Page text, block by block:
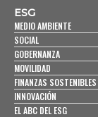
ESG
MEDIO AMBIENTE
SOCIAL
GOBERNANZA
MOVILIDAD
FINANZAS SOSTENIBLES
INNOVACIÓN
EL ABC DEL ESG